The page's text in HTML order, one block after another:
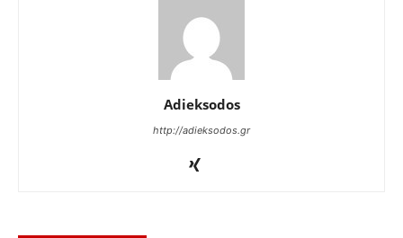
Adieksodos
http://adieksodos.gr